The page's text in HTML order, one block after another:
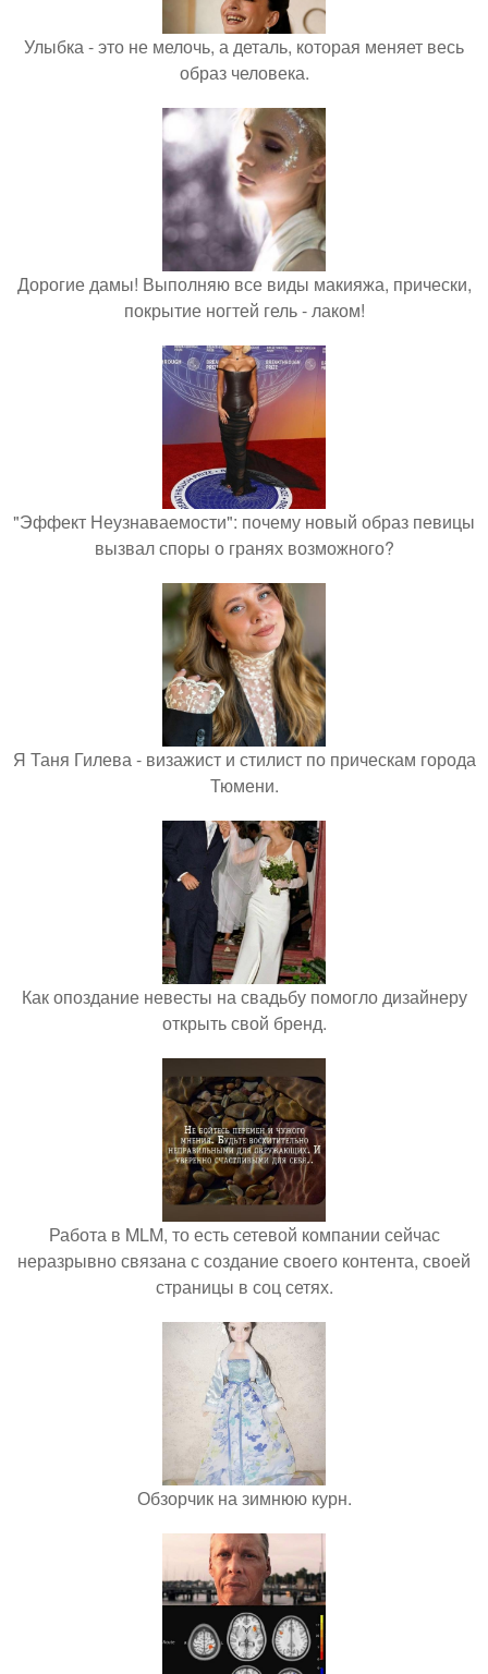
Улыбка - это не мелочь, а деталь, которая меняет весь
образ человека.
Дорогие дамы! Выполняю все виды макияжа, прически,
покрытие ногтей гель - лаком!
"Эффект Неузнаваемости": почему новый образ певицы
вызвал споры о гранях возможного?
Я Таня Гилева - визажист и стилист по прическам города
Тюмени.
Как опоздание невесты на свадьбу помогло дизайнеру
открыть свой бренд.
Работа в MLM, то есть сетевой компании сейчас
неразрывно связана с создание своего контента, своей
страницы в соц сетях.
Обзорчик на зимнюю курн.